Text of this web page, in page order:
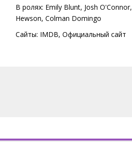
В ролях: Emily Blunt, Josh O'Connor,
Hewson, Colman Domingo
Сайты: IMDB, Официальный сайт